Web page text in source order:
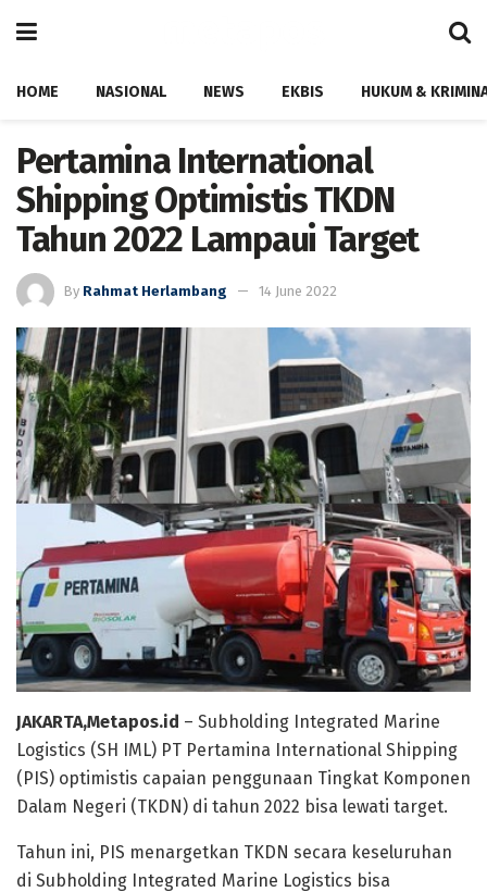
HOME NASIONAL NEWS EKBIS HUKUM &
Pertamina International
Shipping Optimistis TKDN
Tahun 2022 Lampaui Target
By Rahmat Herlambang 14 June 2022
JAKARTA,Metapos.id – Subholding Integrated Marine
Logistics (SH IML) PT Pertamina International Shipping
(PIS) optimistis capaian penggunaan Tingkat Komponen
Dalam Negeri (TKDN) di tahun 2022 bisa lewati target.
Tahun ini, PIS menargetkan TKDN secara keseluruhan
di Subholding Integrated Marine Logistics bisa